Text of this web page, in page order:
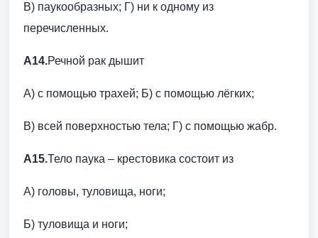
В) паукообразных; Г) ни к одному из
перечисленных.
А14.Речной рак дышит
А) с помощью трахей; Б) с помощью лёгких;
В) всей поверхностью тела; Г) с помощью жабр.
А15.Тело паука – крестовика состоит из
А) головы, туловища, ноги;
Б) туловища и ноги;